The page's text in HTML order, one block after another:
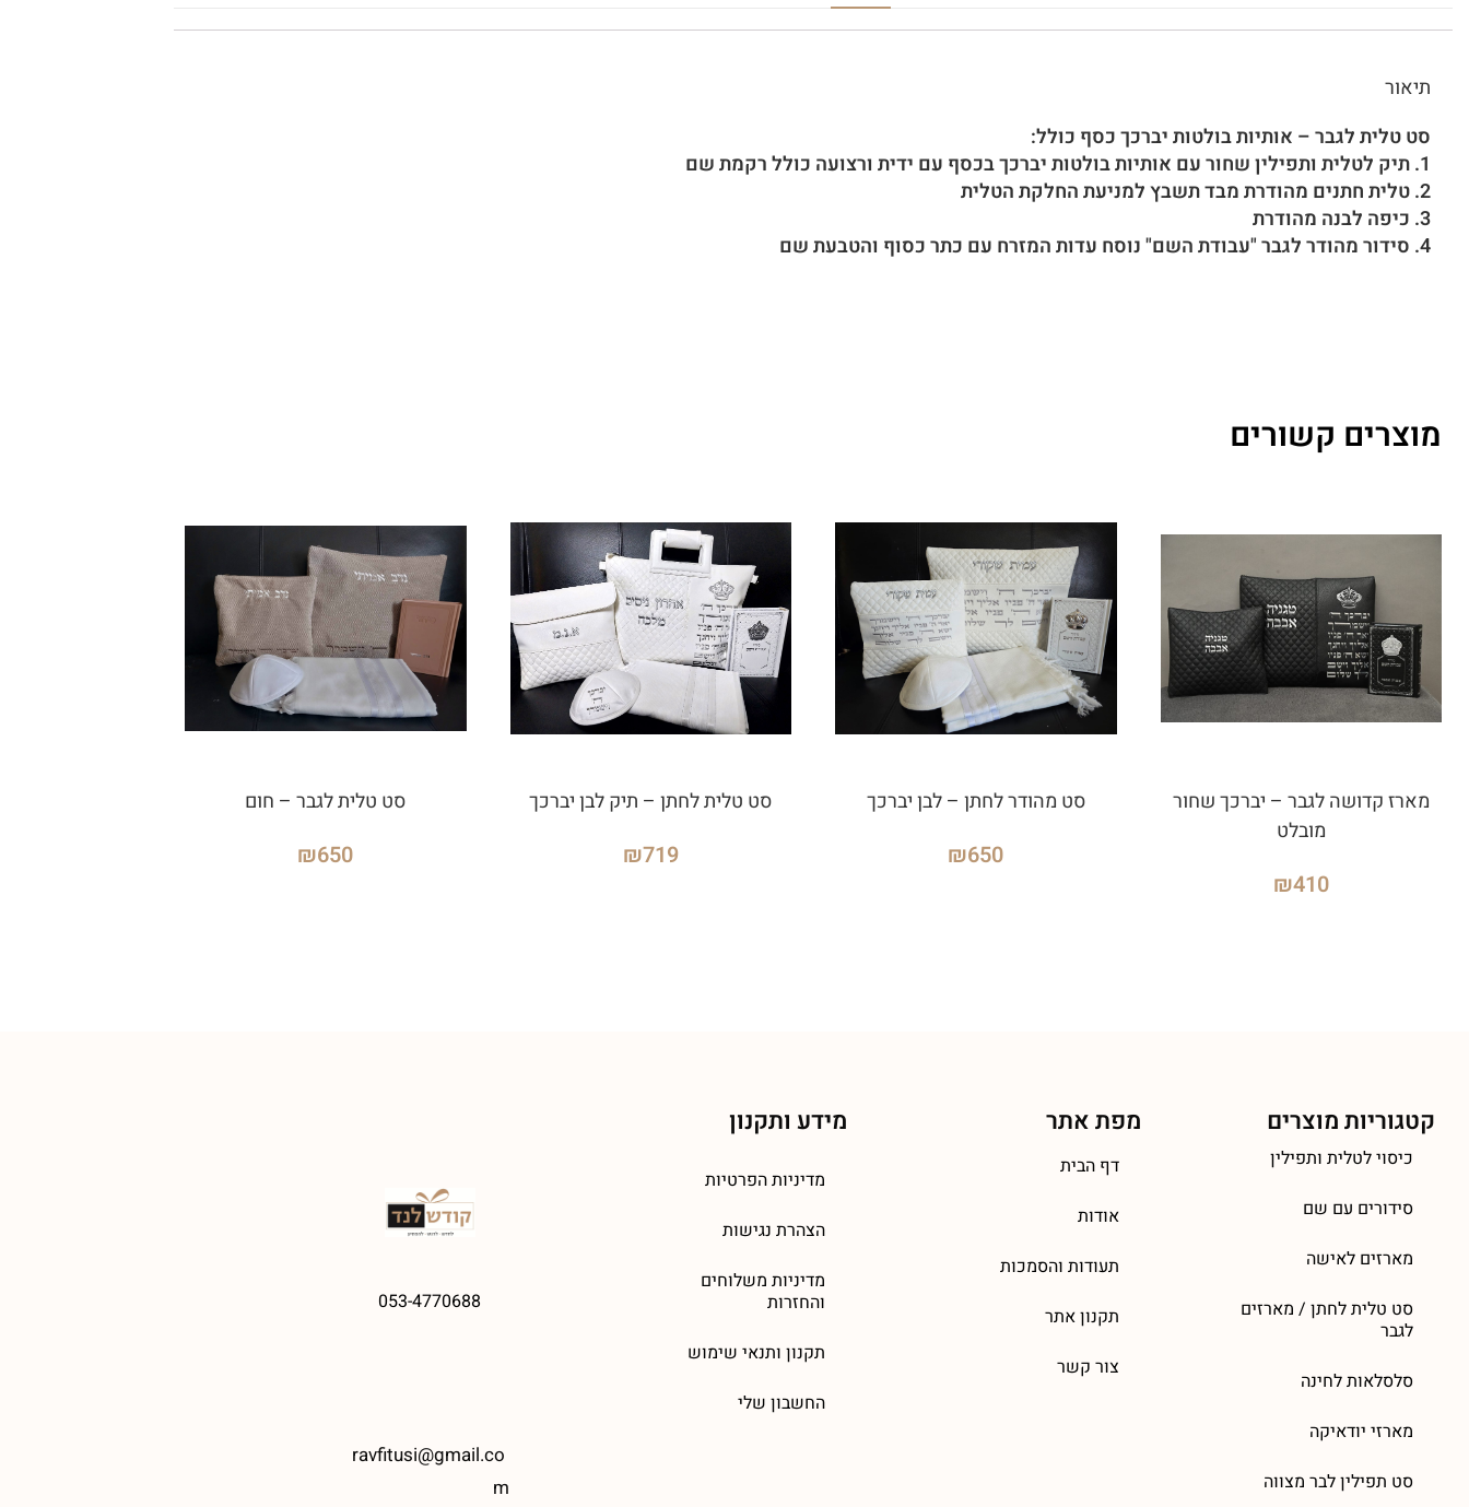
תיאור
סט טלית לגבר – אותיות בולטות יברכך כסף כולל:
1. תיק לטלית ותפילין שחור עם אותיות בולטות יברכך בכסף עם ידית ורצועה כולל רקמת שם
2. טלית חתנים מהודרת מבד תשבץ למניעת החלקת הטלית
3. כיפה לבנה מהודרת
4. סידור מהודר לגבר "עבודת השם" נוסח עדות המזרח עם כתר כסוף והטבעת שם
מוצרים קשורים
מארז קדושה לגבר – יברכך שחור
מובלט
₪410
סט מהודר לחתן – לבן יברכך
₪650
סט טלית לחתן – תיק לבן יברכך
₪719
סט טלית לגבר – חום
₪650
קטגוריות מוצרים
כיסוי לטלית ותפילין
סידורים עם שם
מארזים לאישה
סט טלית לחתן / מארזים
לגבר
סלסלאות לחינה
מארזי יודאיקה
סט תפילין לבר מצווה
מפת אתר
דף הבית
אודות
תעודות והסמכות
תקנון אתר
צור קשר
מידע ותקנון
מדיניות הפרטיות
הצהרת נגישות
מדיניות משלוחים
והחזרות
תקנון ותנאי שימוש
החשבון שלי
053-4770688
ravfitusi@gmail.co
m